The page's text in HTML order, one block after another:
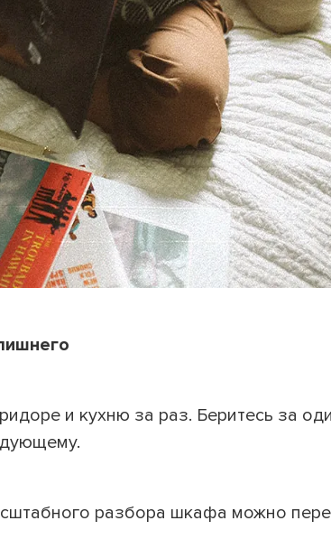
и кухню за раз. Беритесь за
разбора шкафа можно